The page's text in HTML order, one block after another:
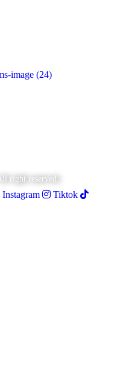
right reserved.
Instagram Tiktok